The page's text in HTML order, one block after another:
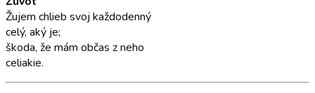
Žujem chlieb svoj každodenný
celý, aký je;
škoda, že mám občas z neho
celiakie.